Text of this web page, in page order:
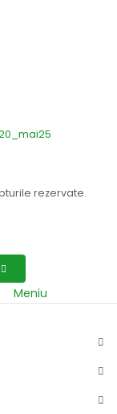
rezervate.
Meniu